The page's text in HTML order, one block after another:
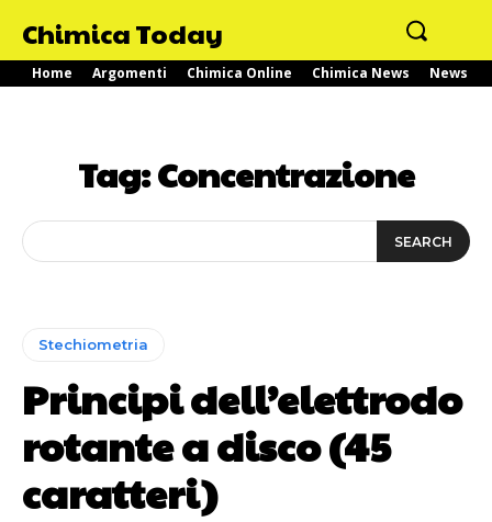
Chimica Today
Home Argomenti Chimica Online Chimica News News
Tag:Concentrazione
SEARCH
Stechiometria
Principi dell’elettrodo
rotante a disco (45
caratteri)